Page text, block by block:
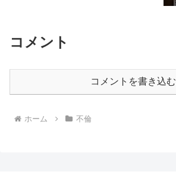
コメント
コメントを書き込む
ホーム 不倫